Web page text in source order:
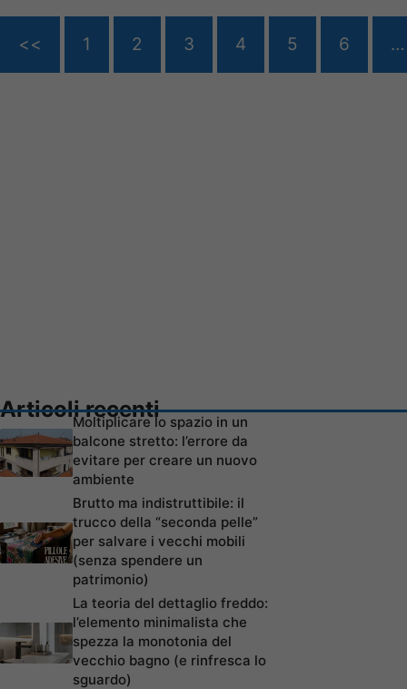
<< 1 2 3 4 5 6 …
Articoli recenti
Moltiplicare lo spazio in un
balcone stretto: l’errore da
evitare per creare un nuovo
ambiente
Brutto ma indistruttibile: il
trucco della “seconda pelle”
per salvare i vecchi mobili
(senza spendere un
patrimonio)
La teoria del dettaglio freddo:
l’elemento minimalista che
spezza la monotonia del
vecchio bagno (e rinfresca lo
sguardo)